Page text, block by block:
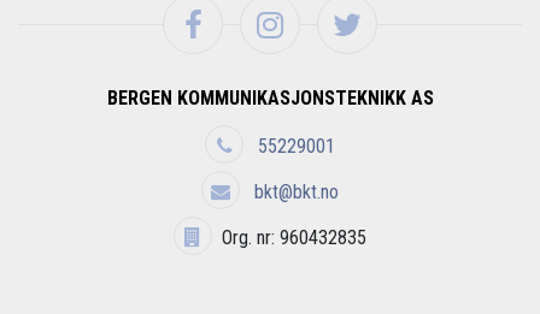
BERGEN KOMMUNIKASJONSTEKNIKK AS
55229001
bkt@bkt.no
Org. nr: 960432835